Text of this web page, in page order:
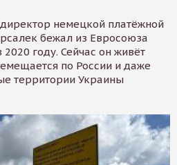
немецкой платёжной
бежал из Евросоюза
году. Сейчас он живёт
по России и даже
территории Украины